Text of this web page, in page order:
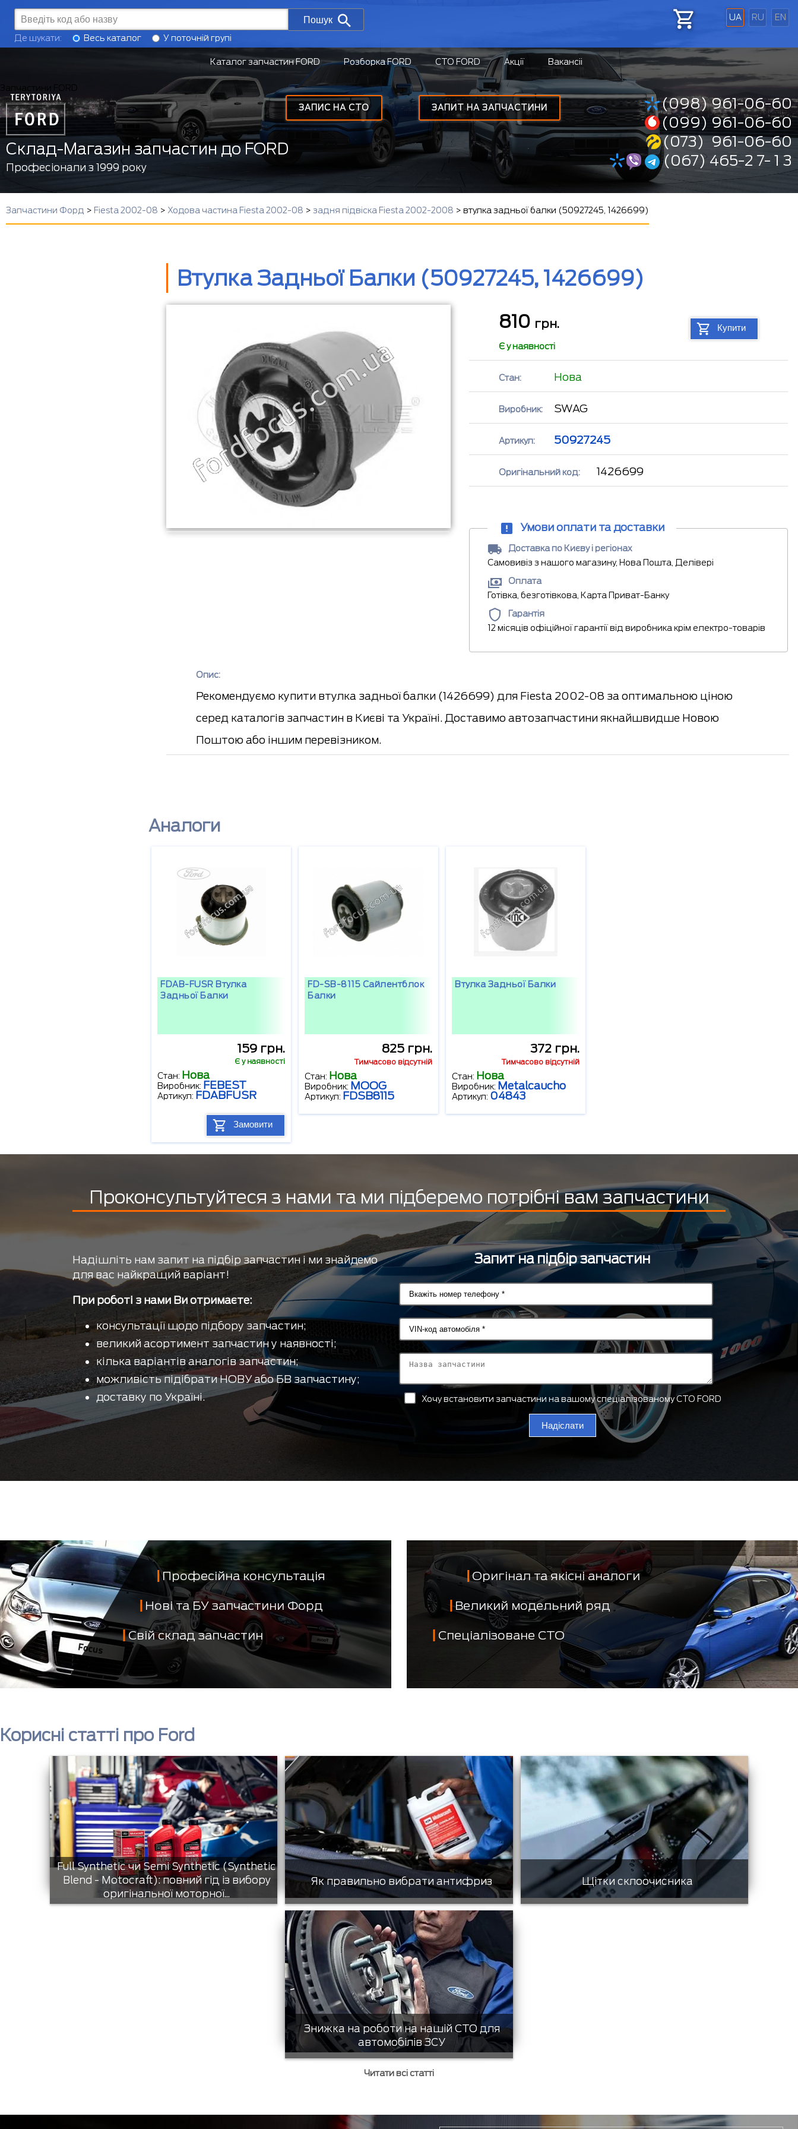
UA RU EN
ЗАПИТ НА ЗАПЧАСТИНИ
ЗАПИС НА СТО
Пошук
Де шукати: Весь каталог У поточній групі
Каталог запчастин FORD Розборка FORD СТО FORD Акції Вакансіі
Склад-Магазин запчастин до FORD
Професіонали з 1999 року
(098) 961-06-60
(099) 961-06-60
(073) 961-06-60
(067) 465-2 7- 1 3
Запчастини Форд > Fiesta 2002-08 > Ходова частина Fiesta 2002-08 > задня підвіска Fiesta 2002-2008 > втулка задньої балки (50927245, 1426699)
Втулка Задньої Балки (50927245, 1426699)
810 грн. Купити
Є у наявності
Стан: Нова
Виробник: SWAG
Артикул: 50927245
Оригінальний код: 1426699
Умови оплати та доставки
Доставка по Києву і регіонах
Самовивіз з нашого магазину, Нова Пошта, Делівері
Оплата
Готівка, безготівкова, Карта Приват-Банку
Гарантія
12 місяців офіційної гарантії від виробника крім електро-товарів
Опис:
Рекомендуємо купити втулка задньої балки (1426699) для Fiesta 2002-08 за оптимальною ціною
серед каталогів запчастин в Києві та Україні. Доставимо автозапчастини якнайшвидше Новою
Поштою або іншим перевізником.
Аналоги
FDAB-FUSR Втулка
Задньої Балки
159 грн.
Є у наявності
Стан: Нова
Виробник: FEBEST
Артикул: FDABFUSR
Замовити
FD-SB-8115 Сайлентблок
Балки
825 грн.
Тимчасово відсутній
Стан: Нова
Виробник: MOOG
Артикул: FDSB8115
Втулка Задньої Балки
372 грн.
Тимчасово відсутній
Стан: Нова
Виробник: Metalcaucho
Артикул: 04843
Проконсультуйтеся з нами та ми підберемо потрібні вам запчастини
Надішліть нам запит на підбір запчастин і ми знайдемо
для вас найкращий варіант!
При роботі з нами Ви отримаєте:
консультації щодо підбору запчастин;
великий асортимент запчастин у наявності;
кілька варіантів аналогів запчастин;
можливість підібрати НОВУ або БВ запчастину;
доставку по Україні.
Запит на підбір запчастин
Хочу встановити запчастини на вашому спеціалізованому СТО FORD
Надіслати
Професійна консультація
Нові та БУ запчастини Форд
Свій склад запчастин
Оригінал та якісні аналоги
Великий модельний ряд
Спеціалізоване СТО
Корисні статті про Ford
Full Synthetic чи Semi Synthetic (Synthetic
Blend - Motocraft): повний гід із вибору
оригінальної моторної...
Як правильно вибрати антифриз Щітки склоочисника
Знижка на роботи на нашій СТО для
автомобілів ЗСУ
Читати всі статті